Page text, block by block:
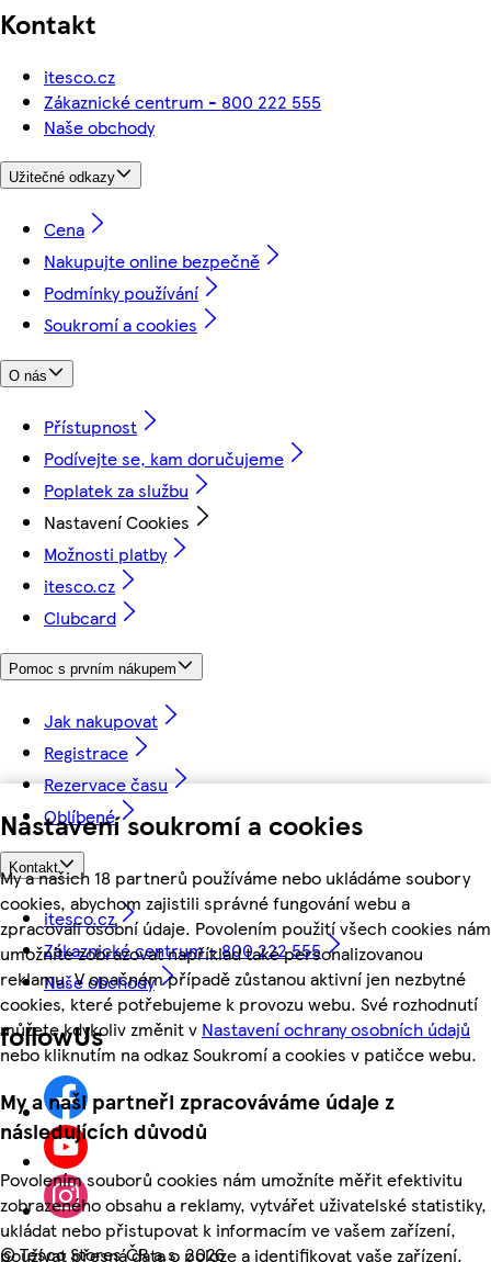
Nastavení soukromí a cookies
My a našich 18 partnerů používáme nebo ukládáme soubory
cookies, abychom zajistili správné fungování webu a
zpracovali osobní údaje. Povolením použití všech cookies nám
umožníte zobrazovat například také personalizovanou
reklamu. V opačném případě zůstanou aktivní jen nezbytné
cookies, které potřebujeme k provozu webu. Své rozhodnutí
můžete kdykoliv změnit v Nastavení ochrany osobních údajů
nebo kliknutím na odkaz Soukromí a cookies v patičce webu.
My a naši partneři zpracováváme údaje z
následujících důvodů
Povolením souborů cookies nám umožníte měřit efektivitu
zobrazeného obsahu a reklamy, vytvářet uživatelské statistiky,
ukládat nebo přistupovat k informacím ve vašem zařízení,
používat přesná data o poloze a identifikovat vaše zařízení.
Kontakt
itesco.cz
Zákaznické centrum - 800 222 555
Naše obchody
Užitečné odkazy
Cena
Nakupujte online bezpečně
Podmínky používání
Soukromí a cookies
O nás
Přístupnost
Podívejte se, kam doručujeme
Poplatek za službu
Nastavení Cookies
Možnosti platby
itesco.cz
Clubcard
Pomoc s prvním nákupem
Jak nakupovat
Registrace
Rezervace času
Oblíbené
Kontakt
itesco.cz
Zákaznické centrum - 800 222 555
Naše obchody
followUs
©Tesco Stores ČR a.s. 2026